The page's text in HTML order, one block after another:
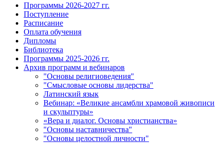
Программы 2026-2027 гг.
Поступление
Расписание
Оплата обучения
Дипломы
Библиотека
Программы 2025-2026 гг.
Архив программ и вебинаров
"Основы религиоведения"
"Смысловые основы лидерства"
Латинский язык
Вебинар: «Великие ансамбли храмовой живописи
и скульптуры»
«Вера и диалог. Основы христианства»
"Основы наставничества"
"Основы целостной личности"